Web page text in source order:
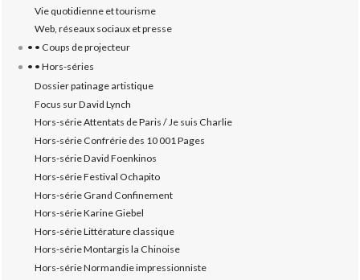
Vie quotidienne et tourisme
Web, réseaux sociaux et presse
• • Coups de projecteur
• • Hors-séries
Dossier patinage artistique
Focus sur David Lynch
Hors-série Attentats de Paris / Je suis Charlie
Hors-série Confrérie des 10 001 Pages
Hors-série David Foenkinos
Hors-série Festival Ochapito
Hors-série Grand Confinement
Hors-série Karine Giebel
Hors-série Littérature classique
Hors-série Montargis la Chinoise
Hors-série Normandie impressionniste